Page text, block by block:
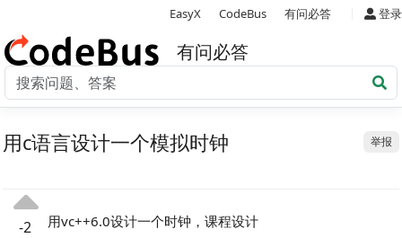
EasyX CodeBus 有问必答 登录
有问必答
举报
用c语言设计一个模拟时钟
-2 用vc++6.0设计一个时钟，课程设计